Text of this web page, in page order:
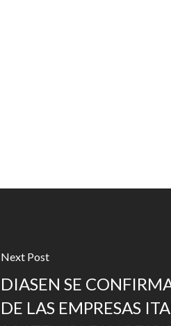
Next Post
DIASEN SE
DE LAS EMPRESAS